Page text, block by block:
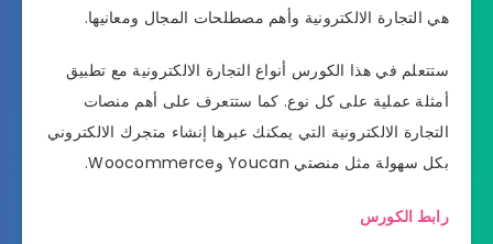
هي التجارة الالكترونية وأهم مصطلحات المجال ومعانيها.
ستتعلم في هذا الكورس أنواع التجارة الالكترونية مع تطبيق
أمثلة عملية على كل نوع. كما ستتعرف على أهم منصات
التجارة الالكترونية التي يمكنك عبرها إنشاء متجرك الالكتروني
بكل سهولة مثل منصتي Youcan وWoocommerce.
رابط الكورس